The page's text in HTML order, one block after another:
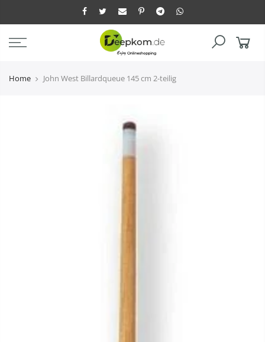
Home John West Billardqueue 145 cm 2-teilig